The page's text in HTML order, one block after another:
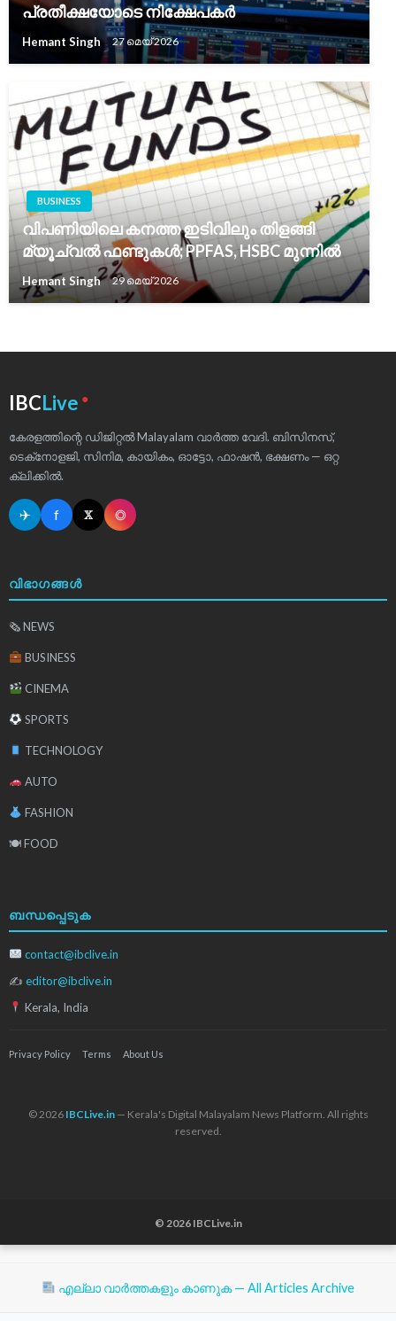
പ്രതീക്ഷയോടെ നിക്ഷേപകർ
Hemant Singh 27 മെയ്‌ 2026
BUSINESS
വിപണിയിലെ കനത്ത ഇടിവിലും തിളങ്ങി
മ്യൂച്വൽ ഫണ്ടുകൾ; PPFAS, HSBC മുന്നിൽ
Hemant Singh 29 മെയ്‌ 2026
IBCLive ●
കേരളത്തിന്റെ ഡിജിറ്റൽ Malayalam വാർത്ത വേദി. ബിസിനസ്,
ടെക്‌നോളജി, സിനിമ, കായികം, ഓട്ടോ, ഫാഷൻ, ഭക്ഷണം — ഒറ്റ
ക്ലിക്കിൽ.
✈ f 𝕏 ◎
വിഭാഗങ്ങൾ
🗞 NEWS
BUSINESS
CINEMA
SPORTS
TECHNOLOGY
AUTO
FASHION
🍽 FOOD
ബന്ധപ്പെടുക
contact@ibclive.in
✍ editor@ibclive.in
Kerala, India
Privacy Policy Terms About Us
© 2026 IBCLive.in— Kerala's Digital Malayalam News Platform. All rights
reserved.
© 2026 IBCLive.in
എല്ലാ വാർത്തകളും കാണുക — All Articles Archive